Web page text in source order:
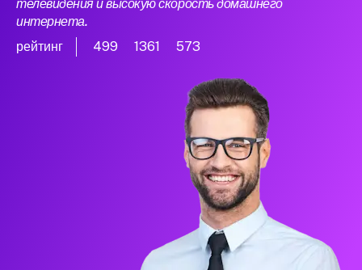
телевидения и высокую скорость домашнего
интернета.
рейтинг
499 1361 573